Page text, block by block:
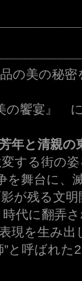
の美の秘
饗宴』 に
年と清親の
する街の
を舞台に、
が残る文
代に翻弄
現を生み
と呼ばれた